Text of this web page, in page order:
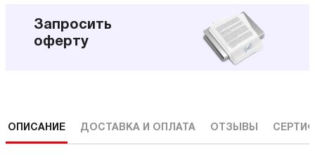
Запросить
оферту
ОПИСАНИЕ ДОСТАВКА И ОПЛАТА ОТЗЫВЫ